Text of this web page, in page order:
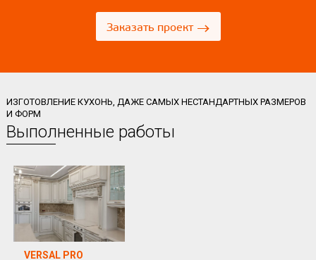
Заказать проект →
ИЗГОТОВЛЕНИЕ КУХОНЬ, ДАЖЕ САМЫХ НЕСТАНДАРТНЫХ РАЗМЕРОВ
И ФОРМ
Выполненные работы
VERSAL PRO